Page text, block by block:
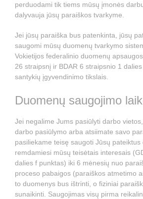
perduodami tik tiems mūsų įmonės
dalyvauja jūsų paraiškos tvarkyme.
Jei jūsų paraiška bus patenkinta, jūsų
saugomi mūsų duomenų tvarkymo
Vokietijos federalinio duomenų
26 straipsnį ir BDAR 6 straipsnio 1
santykių įgyvendinimo tikslais.
Duomenų saugojimo
Jei negalime Jums pasiūlyti darbo
darbo pasiūlymo arba atsiimate savo
pasiliekame teisę saugoti Jūsų pateiktus
remdamiesi mūsų teisėtais interesais
dalies f punktas) iki 6 mėnesių nuo
proceso pabaigos (paraiškos atmetimo
to duomenys bus ištrinti, o fiziniai
sunaikinti. Saugojimas visų pirma